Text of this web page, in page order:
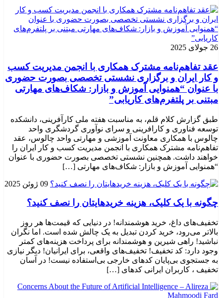
26 جولای 2025
عقد تفاهم‌نامه مشترک همکاری با انجمن مدیریت کسب
و کار ایران و برگزاری نشستی تخصصی بصورت حضوری
با عنوان “همنوایی آموزش و بازار: شکاف‌های مهارتی
مبتنی بر پلتفرم‌های کاریابی”
طبق گزارش کلام قلم، به مناسبت هفته ملی کارآفرینی، دانشکده
توسعه فناوری و کارافرینی و سرای نوآوری گردشگری واحد
چالوس با همکاری معاونت آموزشی و مهارتی واحد چالوس، عقد
تفاهم‌نامه مشترک همکاری با انجمن مدیریت کسب و کار ایران را
خواهند داشت. همچنین نشستی تخصصی بصورت حضوری با عنوان
“همنوایی آموزش و بازار: شکاف‌های مهارتی […]
09 ژوئن 2025
چگونه با یک کلیک، هزینه خریدهایتان را نصف کنید؟
تخفیف‌های داغ، خرید هوشمندانه! در دنیایی که قیمت‌ها هر روز
بالاتر می‌رود، خرید کردن تبدیل به یک چالش شده است. اما نگران
نباشید! راهی شیرین و هوشمندانه برای پرداخت هزینه‌های کمتر
وجود دارد: کد تخفیف! تخفیف‌های واقعی، برای ایرانیان! دیگر نیازی
به جستجوی بی‌پایان کدهای خارجی بی‌استفاده نیست! در آسان
تخفیف ، کاربران ایرانی کدهای […]